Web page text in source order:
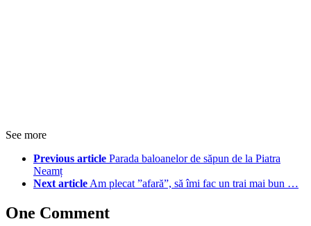
See more
Previous article Parada baloanelor de săpun de la Piatra
Neamț
Next article Am plecat ”afară”, să îmi fac un trai mai bun …
One Comment